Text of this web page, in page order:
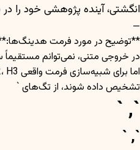
انگشتی، آینده پژوهشی خود را
—
**توضیح در مورد فرمت
در خروجی متنی، نمی‌توانم
تشخیص داده شوند، از تگ‌های `
`, `
`, `